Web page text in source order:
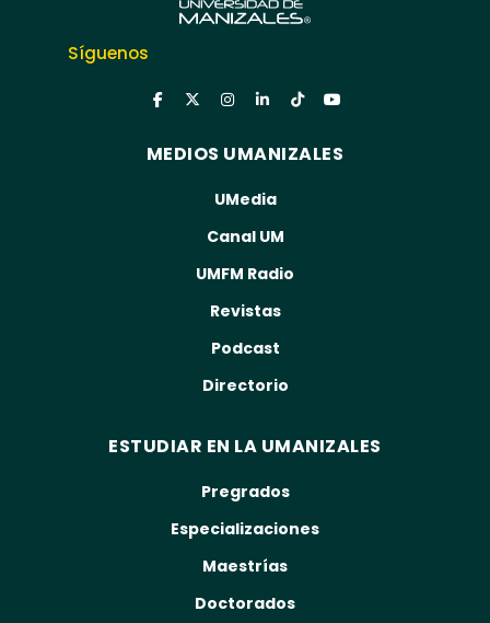
Síguenos
MEDIOS UMANIZALES
UMedia
Canal UM
UMFM Radio
Revistas
Podcast
Directorio
ESTUDIAR EN LA UMANIZALES
Pregrados
Especializaciones
Maestrías
Doctorados